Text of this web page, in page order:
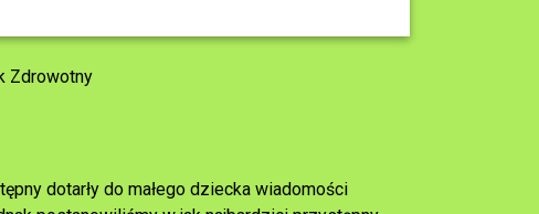
Zdrowotny
dotarły do małego dziecka wiadomości